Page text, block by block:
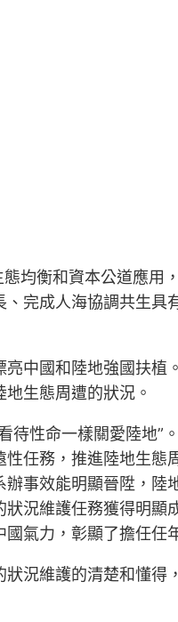
均衡和資本公道應用
完成人海協調共生具
中國和陸地強國扶植
生態周遭的狀況。
性命一樣關愛陸地”
任務，推進陸地生態
事效能明顯晉陞，陸
況維護任務獲得明顯
氣力，彰顯了擔任任
況維護的清楚和懂得